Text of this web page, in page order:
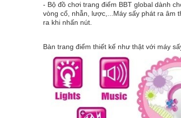
- Bộ đồ chơi trang điểm BBT global dành
vòng cổ, nhẫn, lược,...Máy sấy phát ra âm
ra khi nhấn nút.
Bàn trang điểm thiết kế như thật với máy